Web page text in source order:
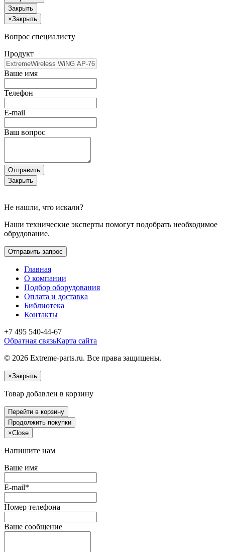
Закрыть
×Закрыть
Вопрос специалисту
Продукт
Ваше имя
Телефон
E-mail
Ваш вопрос
Отправить
Закрыть
Не нашли, что искали?
Наши технические эксперты помогут подобрать необходимое
обрудование.
Отправить запрос
Главная
О компании
Подбор оборудования
Оплата и доставка
Библиотека
Контакты
+7 495 540-44-67
Обратная связьКарта сайта
© 2026 Extreme-parts.ru. Все права защищены.
×Закрыть
Товар добавлен в корзину
Перейти в корзину
Продолжить покупки
×Close
Напишите нам
Ваше имя
E-mail*
Номер телефона
Ваше сообщение